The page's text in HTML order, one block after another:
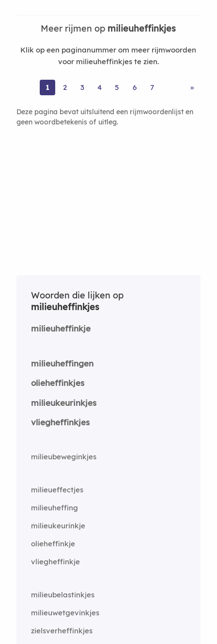
Meer rijmen op milieuheffinkjes
Klik op een paginanummer om meer rijmwoorden
voor milieuheffinkjes te zien.
1 2 3 4 5 6 7 »
Deze pagina bevat uitsluitend een rijmwoordenlijst en
geen woordbetekenis of uitleg.
Woorden die lijken op
milieuheffinkjes
milieuheffinkje
milieuheffingen
olieheffinkjes
milieukeurinkjes
vliegheffinkjes
milieubeweginkjes
milieueffectjes
milieuheffing
milieukeurinkje
olieheffinkje
vliegheffinkje
milieubelastinkjes
milieuwetgevinkjes
zielsverheffinkjes